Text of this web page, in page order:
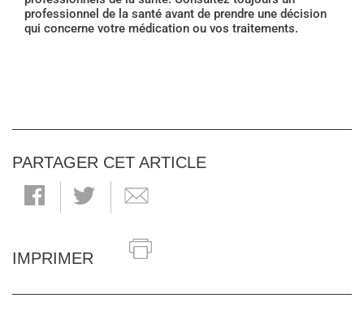
professionnel de la santé avant de prendre une décision
qui concerne votre médication ou vos traitements.
PARTAGER CET ARTICLE
IMPRIMER